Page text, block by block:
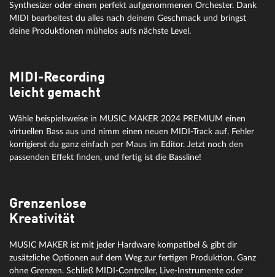
Synthesizer oder einem perfekt aufgenommenen Orchester. Dank
MIDI bearbeitest du alles nach deinem Geschmack und bringst
deine Produktionen mühelos aufs nächste Level.
MIDI-Recording
leicht gemacht
Wähle beispielsweise in MUSIC MAKER 2024 PREMIUM einen
virtuellen Bass aus und nimm einen neuen MIDI-Track auf. Fehler
korrigierst du ganz einfach per Maus im Editor. Jetzt noch den
passenden Effekt finden, und fertig ist die Bassline!
Grenzenlose
Kreativität
MUSIC MAKER ist mit jeder Hardware kompatibel & gibt dir
zusätzliche Optionen auf dem Weg zur fertigen Produktion. Ganz
ohne Grenzen. Schließ MIDI-Controller, Live-Instrumente oder